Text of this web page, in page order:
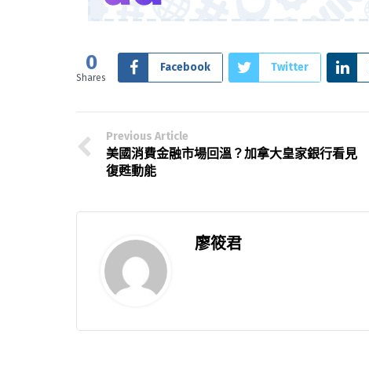
0
Shares
Facebook Twitter
Previous Article
美國消費金融市場回溫？加拿大皇家銀行看見
復甦動能
廖筱君